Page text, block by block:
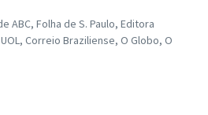
ABC, Folha de S. Paulo, Editora
Correio Braziliense, O Globo, O